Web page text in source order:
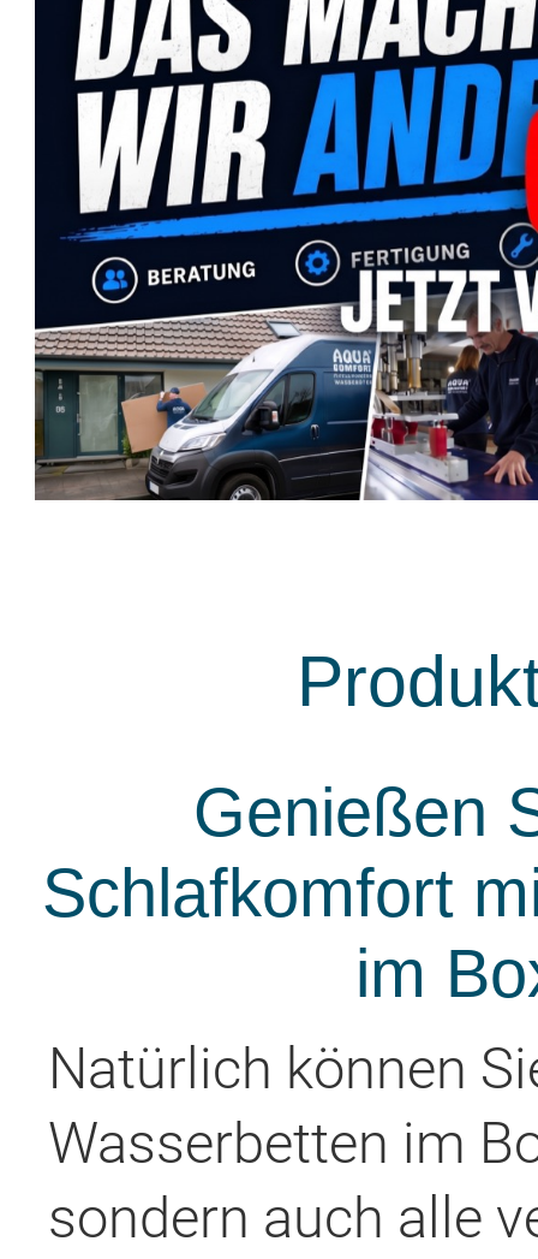
Genießen
Schlafkomfort
im
Natürlich können
Wasserbetten im
sondern auch alle